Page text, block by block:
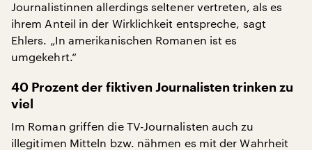
Journalistinnen allerdings seltener vertreten, als es
ihrem Anteil in der Wirklichkeit entspreche, sagt
Ehlers. „In amerikanischen Romanen ist es
umgekehrt.“
40 Prozent der fiktiven Journalisten trinken zu
viel
Im Roman griffen die TV-Journalisten auch zu
illegitimen Mitteln bzw. nähmen es mit der Wahrheit